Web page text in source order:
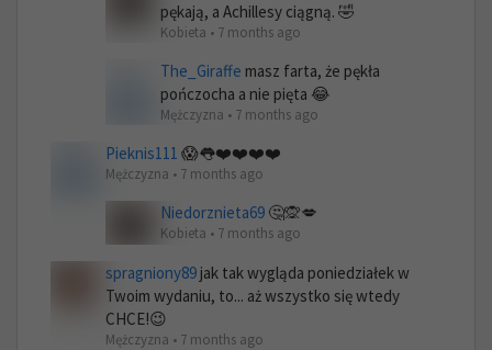
pękają, a Achillesy ciągną. 🤣
Kobieta • 7 months ago
The_Giraffe masz farta, że pękła
pończocha a nie pięta 😂
Mężczyzna • 7 months ago
Pieknis111 😱👅❤️❤️❤️❤️
Mężczyzna • 7 months ago
Niedorznieta69 🤔🙊💋
Kobieta • 7 months ago
spragniony89 jak tak wygląda poniedziałek w
Twoim wydaniu, to... aż wszystko się wtedy
CHCE!😉
Mężczyzna • 7 months ago